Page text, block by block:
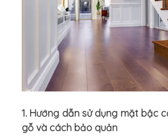
1. Hướng dẫn sử dụng mặt bậc
gỗ và cách bảo quản